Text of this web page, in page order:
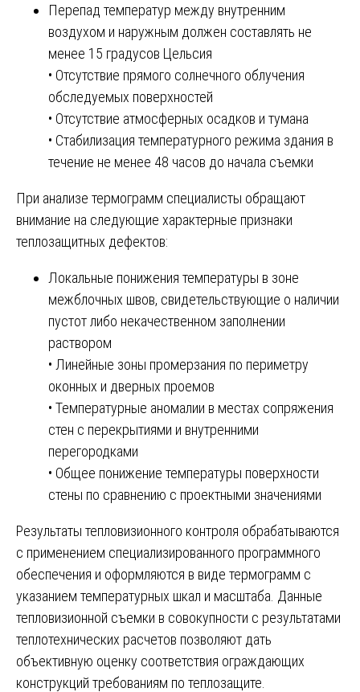
Перепад температур между внутренним
воздухом и наружным должен составлять не
менее 15 градусов Цельсия
• Отсутствие прямого солнечного облучения
обследуемых поверхностей
• Отсутствие атмосферных осадков и тумана
• Стабилизация температурного режима здания в
течение не менее 48 часов до начала съемки
При анализе термограмм специалисты обращают
внимание на следующие характерные признаки
теплозащитных дефектов:
Локальные понижения температуры в зоне
межблочных швов, свидетельствующие о наличии
пустот либо некачественном заполнении
раствором
• Линейные зоны промерзания по периметру
оконных и дверных проемов
• Температурные аномалии в местах сопряжения
стен с перекрытиями и внутренними
перегородками
• Общее понижение температуры поверхности
стены по сравнению с проектными значениями
Результаты тепловизионного контроля обрабатываются
с применением специализированного программного
обеспечения и оформляются в виде термограмм с
указанием температурных шкал и масштаба. Данные
тепловизионной съемки в совокупности с результатами
теплотехнических расчетов позволяют дать
объективную оценку соответствия ограждающих
конструкций требованиям по теплозащите.